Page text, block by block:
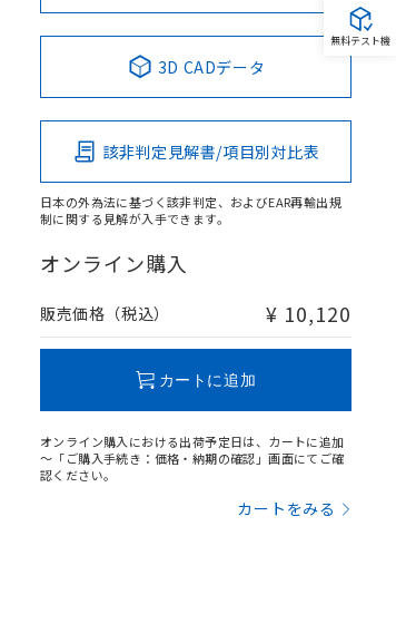
3D CADデータ
該非判定見解書/項目別対比表
日本の外為法に基づく該非判定、およびEAR再輸出規
制に関する見解が入手できます。
オンライン購入
販売価格（税込） ¥ 10,120
カートに追加
オンライン購入における出荷予定日は、カートに追加
～「ご購入手続き：価格・納期の確認」画面にてご確
認ください。
カートをみる
無料テスト機